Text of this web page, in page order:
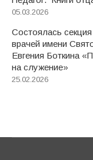
05.03.2026
Состоялась
врачей имени
Евгения Боткина
на служение»
25.02.2026